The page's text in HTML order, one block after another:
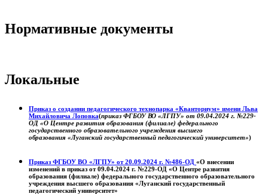
Нормативные документы
Локальные
Приказ о создании педагогического технопарка «Кванториум» имени Льва
Михайловича Лоповка(приказ ФГБОУ ВО «ЛГПУ» от 09.04.2024 г. №229-
ОД «О Центре развития образования (филиале) федерального
государственного образовательного учреждения высшего
образования «Луганский государственный педагогический университет»)
Приказ ФГБОУ ВО «ЛГПУ» от 20.09.2024 г. №486-ОД «О внесении
изменений в приказ от 09.04.2024 г. №229-ОД «О Центре развития
образования (филиале) федерального государственного образовательного
учреждения высшего образования «Луганский государственный
педагогический университет»